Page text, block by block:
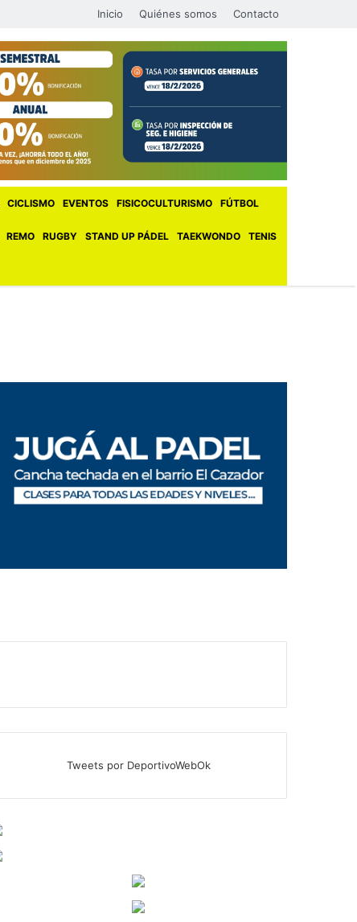
Inicio Quiénes somos Contacto
CICLISMO EVENTOS FISICOCULTURISMO FÚTBOL
REMO RUGBY STAND UP PÁDEL TAEKWONDO TENIS
Tweets por DeportivoWebOk